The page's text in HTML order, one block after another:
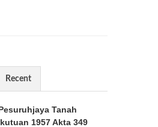
Recent
Tanah
1957 Akta 349